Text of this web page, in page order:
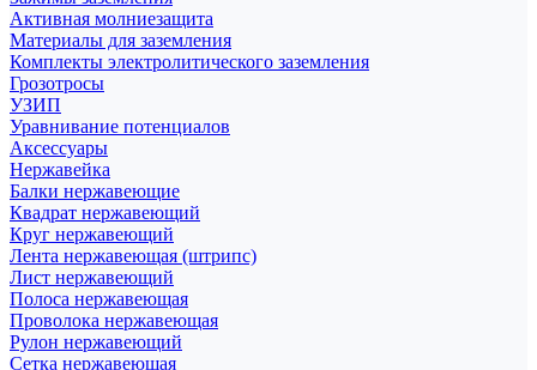
Активная молниезащита
Материалы для заземления
Комплекты электролитического заземления
Грозотросы
УЗИП
Уравнивание потенциалов
Аксессуары
Нержавейка
Балки нержавеющие
Квадрат нержавеющий
Круг нержавеющий
Лента нержавеющая (штрипс)
Лист нержавеющий
Полоса нержавеющая
Проволока нержавеющая
Рулон нержавеющий
Сетка нержавеющая